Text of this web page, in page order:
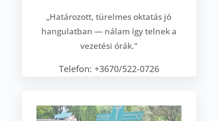
„Határozott, türelmes oktatás jó
hangulatban — nálam így telnek a
vezetési órák.”
Telefon: +3670/522-0726